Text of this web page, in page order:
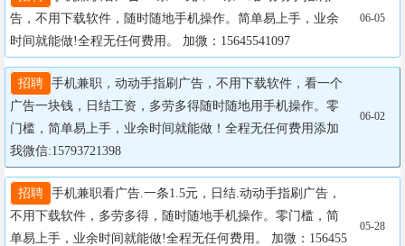
告，不用下载软件，随时随地手机操作。简单易上手，业余
时间就能做!全程无任何费用。 加微：15645541097
06-05
招聘 手机兼职，动动手指刷广告，不用下载软件，看一个
广告一块钱，日结工资，多劳多得随时随地用手机操作。零
门槛，简单易上手，业余时间就能做！全程无任何费用添加
我微信:15793721398
06-02
招聘 手机兼职看广告.一条1.5元，日结.动动手指刷广告，
不用下载软件，多劳多得，随时随地手机操作。零门槛，简
单易上手，业余时间就能做!全程无任何费用。 加微：156455
05-28